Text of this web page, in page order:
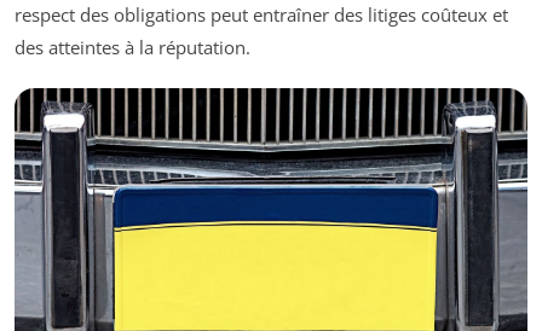
respect des obligations peut entraîner des litiges coûteux et
des atteintes à la réputation.